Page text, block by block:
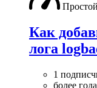
Простой
Как
лога
1
более